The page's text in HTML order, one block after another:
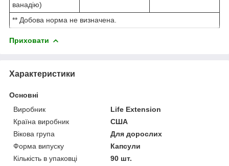
ванадію)
** Добова норма не визначена.
Приховати
Характеристики
Основні
Виробник
Life Extension
Країна виробник
США
Вікова група
Для дорослих
Форма випуску
Капсули
Кількість в упаковці
90 шт.